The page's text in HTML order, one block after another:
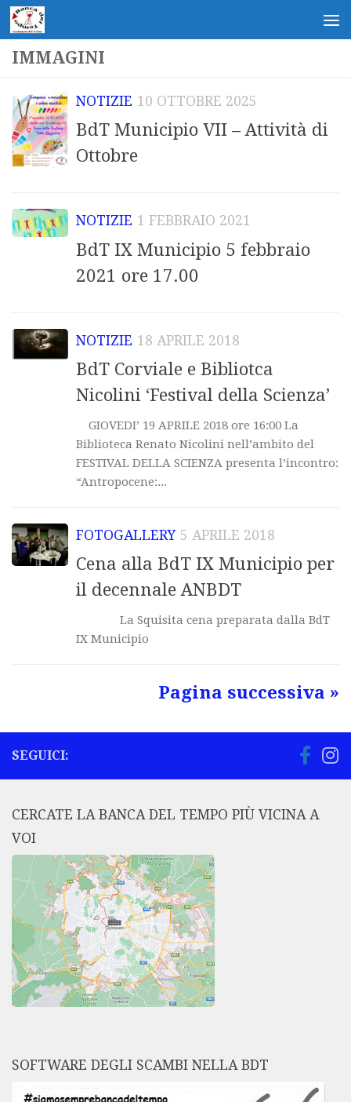
Salta al contenuto
IMMAGINI
NOTIZIE 10 OTTOBRE 2025
BdT Municipio VII – Attività di
Ottobre
NOTIZIE 1 FEBBRAIO 2021
BdT IX Municipio 5 febbraio
2021 ore 17.00
NOTIZIE 18 APRILE 2018
BdT Corviale e Bibliotca
Nicolini ‘Festival della Scienza’
GIOVEDI’ 19 APRILE 2018 ore 16:00 La
Biblioteca Renato Nicolini nell’ambito del
FESTIVAL DELLA SCIENZA presenta l’incontro:
“Antropocene:...
FOTOGALLERY 5 APRILE 2018
Cena alla BdT IX Municipio per
il decennale ANBDT
La Squisita cena preparata dalla BdT
IX Municipio
Pagina successiva »
SEGUICI:
CERCATE LA BANCA DEL TEMPO PIÙ VICINA A
VOI
SOFTWARE DEGLI SCAMBI NELLA BDT